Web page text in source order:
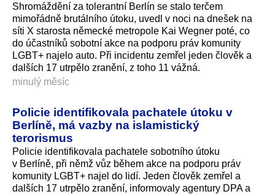
Shromáždění za tolerantní Berlín se stalo terčem
mimořádně brutálního útoku, uvedl v noci na dnešek na
síti X starosta německé metropole Kai Wegner poté, co
do účastníků sobotní akce na podporu práv komunity
LGBT+ najelo auto. Při incidentu zemřel jeden člověk a
dalších 17 utrpělo zranění, z toho 11 vážná.
minulý měsíc
Policie identifikovala pachatele útoku v
Berlíně, má vazby na islamistický
terorismus
Policie identifikovala pachatele sobotního útoku
v Berlíně, při němž vůz během akce na podporu práv
komunity LGBT+ najel do lidí. Jeden člověk zemřel a
dalších 17 utrpělo zranění, informovaly agentury DPA a